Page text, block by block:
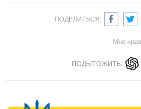
ПОДЕЛИТЬСЯ:
Мне
ПОДЫТОЖИТЬ: